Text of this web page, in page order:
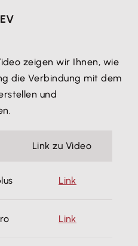
zeigen wir Ihnen, wie
die Verbindung mit dem
und
Link zu Video
Link
Link